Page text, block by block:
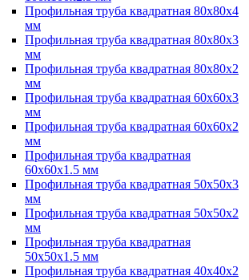
Профильная труба квадратная 80х80х4
мм
Профильная труба квадратная 80х80х3
мм
Профильная труба квадратная 80х80х2
мм
Профильная труба квадратная 60х60х3
мм
Профильная труба квадратная 60х60х2
мм
Профильная труба квадратная
60х60х1.5 мм
Профильная труба квадратная 50х50х3
мм
Профильная труба квадратная 50х50х2
мм
Профильная труба квадратная
50х50х1.5 мм
Профильная труба квадратная 40х40х2